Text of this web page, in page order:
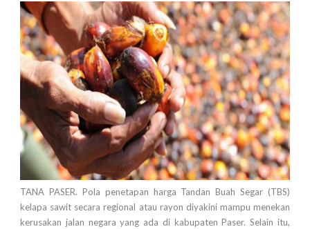
TANA PASER. Pola penetapan harga Tandan Buah Segar (TBS)
kelapa sawit secara regional atau rayon diyakini mampu menekan
kerusakan jalan negara yang ada di kabupaten Paser. Selain itu,